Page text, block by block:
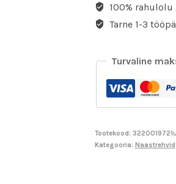
100%
Tarne 1-3
Turvaline
Tootekood:
Kategooria: Naastrehvid